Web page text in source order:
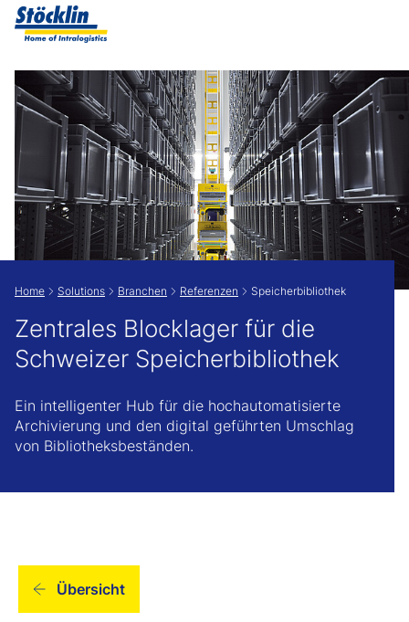
Zeige besser passende Version dieser Seite
Diese Meldung nicht mehr anzeigen
Home Solutions Branchen Referenzen Speicherbibliothek
Zentrales Blocklager für die
Schweizer Speicherbibliothek
Ein intelligenter Hub für die hochautomatisierte
Archivierung und den digital geführten Umschlag
von Bibliotheksbeständen.
Übersicht